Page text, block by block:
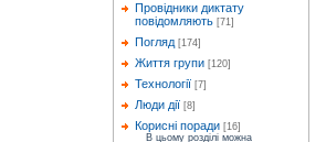
Провідники диктату
повідомляють [71]
Погляд [174]
Життя групи [120]
Технології [7]
Люди дії [8]
Корисні поради [16]
В цьому розділі можна